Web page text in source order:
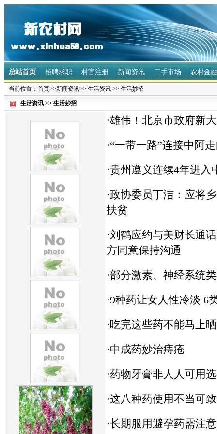
总站首页 招聘求职 村官注册 新闻资讯 二手市场 农村金融
当前位置： 首页>>新闻资讯>> 生活资讯 >> 生活妙招
生活资讯 >> 生活妙招
·雄伟！北京市政府新
·“一带一路”连接中阿
·贵州遵义连续4年进入
·政协委员丁洁：应将
扶贫
·刘鹤应约与美财长通
方同意保持沟通
·部分激素、神经系统
·9种药让女人性冷淡 6
·吃完这些药不能马上
·中成药妙治痔疮
·药物牙膏非人人可用
·这八种药使用不当可
·长期服用避孕药需注